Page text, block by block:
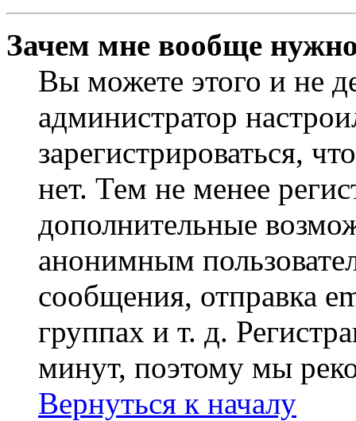
Зачем мне вообще
Вы можете этого и не
администратор
зарегистрироваться,
нет. Тем не менее
дополнительные
анонимным
сообщения, отправка
группах и т. д.
минут, поэтому мы
Вернуться к началу